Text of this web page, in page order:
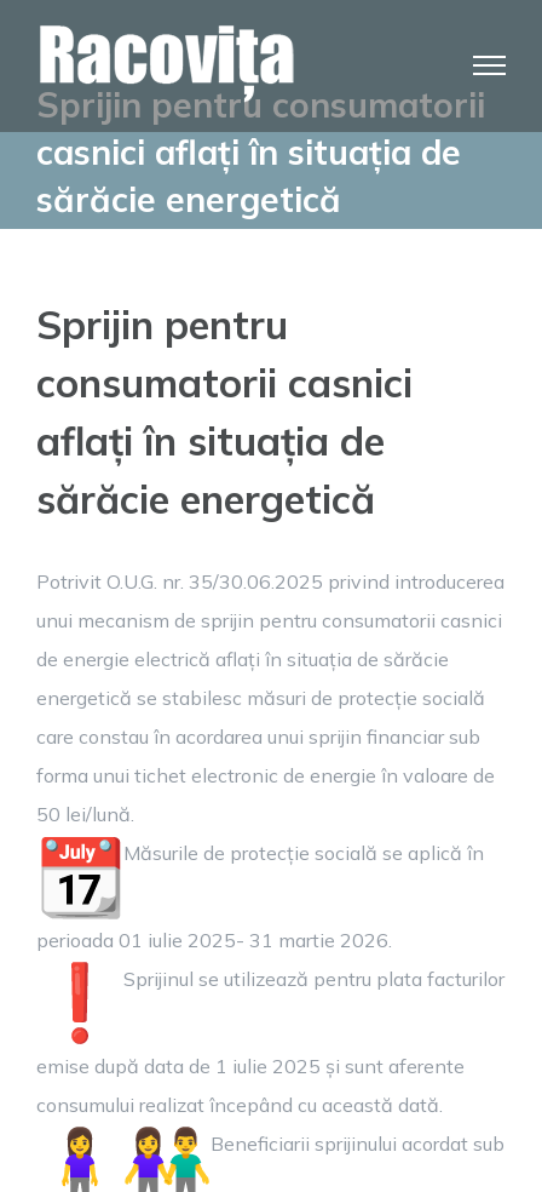
contentSprijin pentru consumatorii
casnici aflați în situația de
sărăcie energetică
Sprijin pentru
consumatorii casnici
aflați în situația de
sărăcie energetică
Potrivit O.U.G. nr. 35/30.06.2025 privind introducerea
unui mecanism de sprijin pentru consumatorii casnici
de energie electrică aflați în situația de sărăcie
energetică se stabilesc măsuri de protecție socială
care constau în acordarea unui sprijin financiar sub
forma unui tichet electronic de energie în valoare de
50 lei/lună.
Măsurile de protecție socială se aplică în
perioada 01 iulie 2025- 31 martie 2026.
Sprijinul se utilizează pentru plata facturilor
emise după data de 1 iulie 2025 și sunt aferente
consumului realizat începând cu această dată.
Beneficiarii sprijinului acordat sub